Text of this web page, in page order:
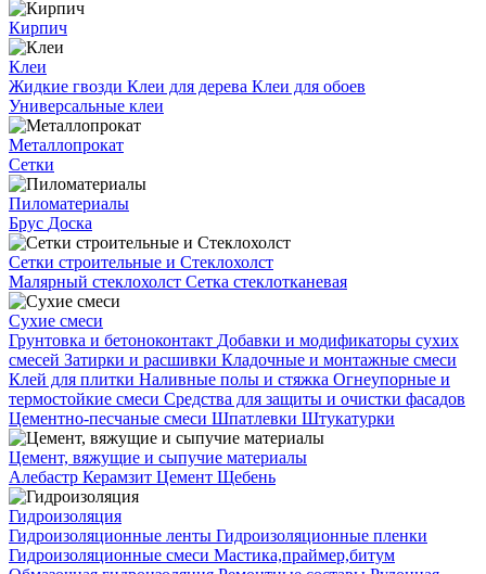
Кирпич
Клеи
Жидкие гвозди Клеи для дерева Клеи для обоев
Универсальные клеи
Металлопрокат
Сетки
Пиломатериалы
Брус Доска
Сетки строительные и Стеклохолст
Малярный стеклохолст Сетка стеклотканевая
Сухие смеси
Грунтовка и бетоноконтакт Добавки и модификаторы сухих
смесей Затирки и расшивки Кладочные и монтажные смеси
Клей для плитки Наливные полы и стяжка Огнеупорные и
термостойкие смеси Средства для защиты и очистки фасадов
Цементно-песчаные смеси Шпатлевки Штукатурки
Цемент, вяжущие и сыпучие материалы
Алебастр Керамзит Цемент Щебень
Гидроизоляция
Гидроизоляционные ленты Гидроизоляционные пленки
Гидроизоляционные смеси Мастика,праймер,битум